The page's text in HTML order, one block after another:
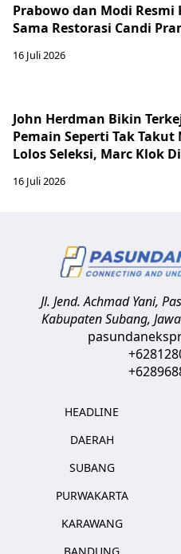
Prabowo dan Modi Resmi
Sama Restorasi Candi
16 Juli 2026
John Herdman Bikin
Pemain Seperti Tak Takut
Lolos Seleksi, Marc Klok
16 Juli 2026
Jl. Jend. Achmad Yani,
Kabupaten Subang,
HEADLINE
DAERAH
SUBANG
PURWAKARTA
KARAWANG